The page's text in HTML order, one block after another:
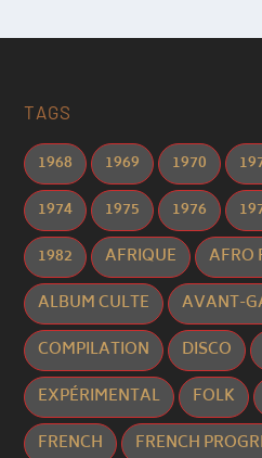
TAGS
1968 1969 1970
1974
1975 1976
1982
AFRIQUE
AFRO
ALBUM CULTE
AVANT-
COMPILATION
DISCO
EXPÉRIMENTAL
FOLK
FRENCH
FRENCH